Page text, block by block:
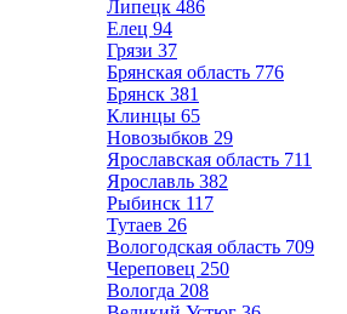
Липецк 486
Елец 94
Грязи 37
Брянская область 776
Брянск 381
Клинцы 65
Новозыбков 29
Ярославская область 711
Ярославль 382
Рыбинск 117
Тутаев 26
Вологодская область 709
Череповец 250
Вологда 208